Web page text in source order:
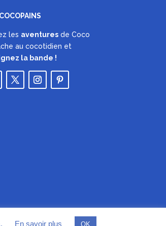
les aventures de Coco
au cocotidien et
la bande !
En savoir plus OK